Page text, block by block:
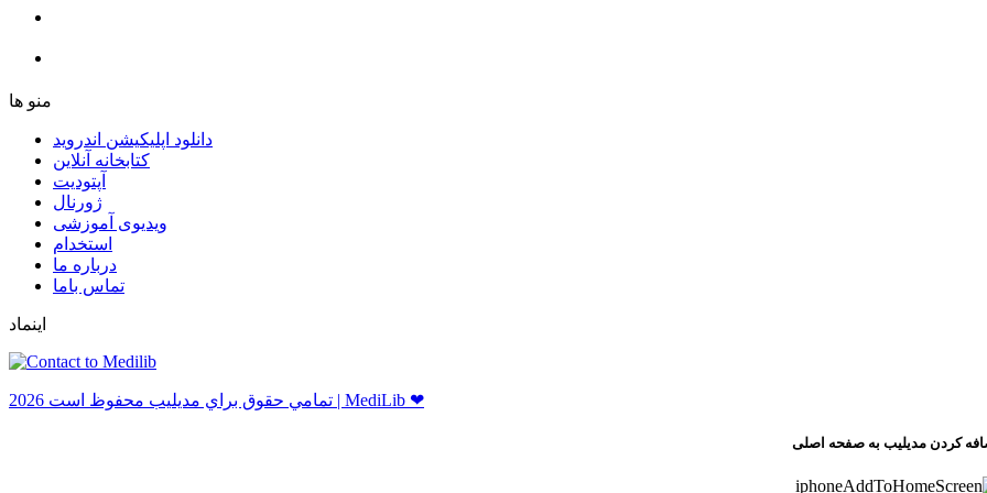
ﻣﻨﻮ ﻫﺎ
دانلود اپلیکیشن اندروید
ﮐﺘﺎﺑﺨﺎﻧﻪ ﺁﻧﻼﯾﻦ
ﺁﭘﺘﻮﺩﯾﺖ
ﮊﻭﺭﻧﺎﻝ
ویدیوی آموزشی
استخدام
درباره ما
ﺗﻤﺎﺱ ﺑﺎﻣﺎ
اینماد
ﺗﻤﺎﻣﻲ ﺣﻘﻮﻕ ﺑﺮاﻱ ﻣﺪﻳﻠﻴﺐ ﻣﺤﻔﻮﻅ اﺳﺖ 2026 | MediLib ❤
کردن مدیلیب به صفحه اصلی